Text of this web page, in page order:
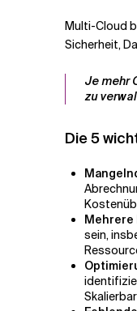
Multi-Cloud
Sicherheit,
Je mehr
zu
Die 5
Mehrere
sein,